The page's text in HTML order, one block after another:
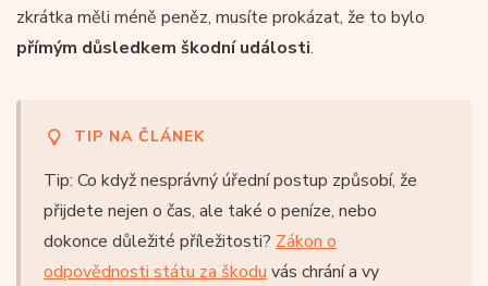
zkrátka měli méně peněz, musíte prokázat, že to bylo
přímým důsledkem škodní události.
TIP NA ČLÁNEK
Tip: Co když nesprávný úřední postup způsobí, že
přijdete nejen o čas, ale také o peníze, nebo
dokonce důležité příležitosti? Zákon o
odpovědnosti státu za škodu vás chrání a vy